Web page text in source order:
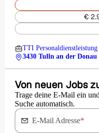
€
TTI
3430 Tulln an der Donau
Von neuen Jobs
Trage deine E-Mail ein
Suche automatisch.
E-Mail Adresse*